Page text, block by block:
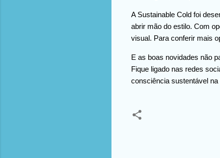
A Sustainable Cold foi
abrir mão do estilo. Com
visual. Para conferir mais
E as boas novidades não
Fique ligado nas redes
consciência sustentável na